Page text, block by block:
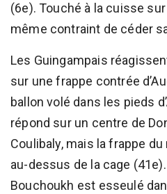
(6e). Touché à la cuisse
même contraint de céder
Les Guingampais
sur une frappe contrée
ballon volé dans les pieds
répond sur un centre de
Coulibaly, mais la frappe
au-dessus de la cage
Bouchoukh est esseulé